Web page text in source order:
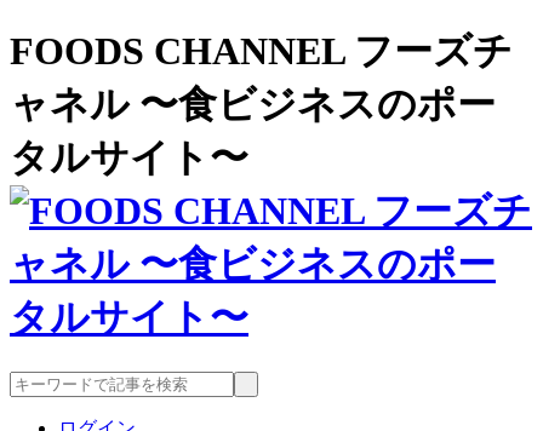
FOODS CHANNEL フーズチ
ャネル 〜食ビジネスのポー
タルサイト〜